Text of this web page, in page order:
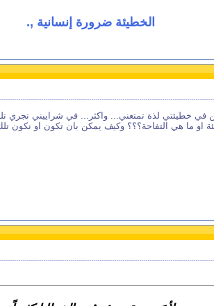
الخطيئة ضرورة إنسانية ,.
في خطيئتي لذة تمتعني... واكثر... في شراييني تجري
هي التفاحة؟؟؟ وكيف يمكن بان تكون او نكون تلك